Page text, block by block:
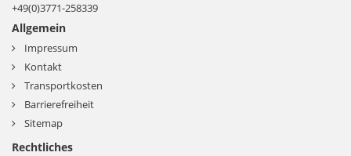
+49(0)3771-258339
Allgemein
Impressum
Kontakt
Transportkosten
Barrierefreiheit
Sitemap
Rechtliches